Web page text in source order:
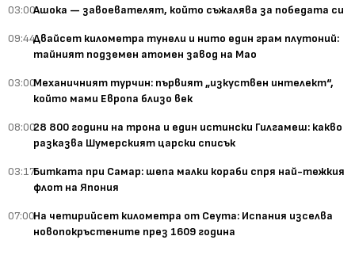
03:00Ашока — завоевателят, който съжалява за победата си
09:44Двайсет километра тунели и нито един грам плутоний:
тайният подземен атомен завод на Мао
03:00Механичният турчин: първият „изкуствен интелект“,
който мами Европа близо век
08:0028 800 години на трона и един истински Гилгамеш: какво
разказва Шумерският царски списък
03:17Битката при Самар: шепа малки кораби спря най-тежкия
флот на Япония
07:00На четирийсет километра от Сеута: Испания изселва
новопокръстените през 1609 година